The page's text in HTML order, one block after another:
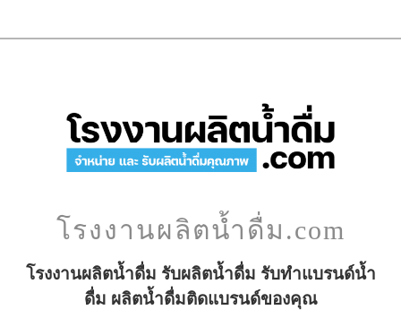
โรงงานผลิตน้ำดื่ม.com
โรงงานผลิตน้ำดื่ม รับผลิตน้ำดื่ม รับทำแบรนด์น้ำ
ดื่ม ผลิตน้ำดื่มติดแบรนด์ของคุณ